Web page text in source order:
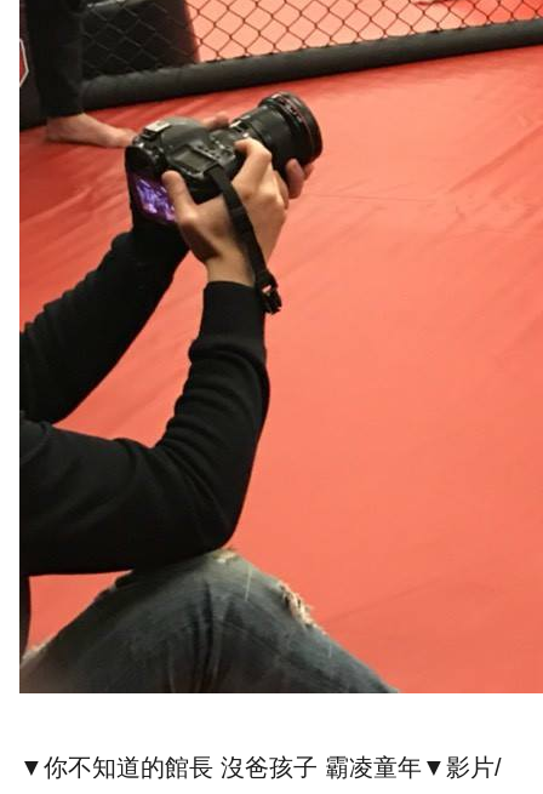
▼你不知道的館長 沒爸孩子 霸凌童年▼影片/